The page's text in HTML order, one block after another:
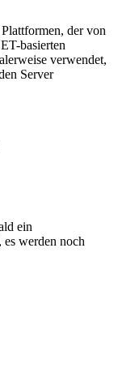
der von
basierten
verwendet,
Server
ein
werden noch